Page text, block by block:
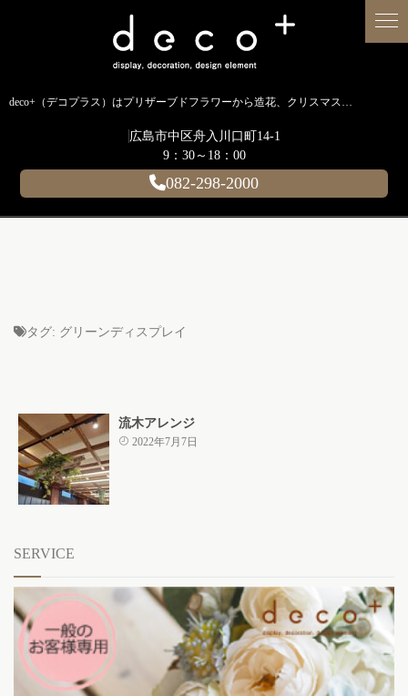
deco+（デコプラス）はプリザーブドフラワーから造花、クリスマス装飾、イルミネーションに至るまで扱う広島のディスプレイ専門ショップです。
広島市中区舟入川口町14-1
9：30～18：00
082-298-2000
タグ: グリーンディスプレイ
流木アレンジ
2022年7月7日
SERVICE